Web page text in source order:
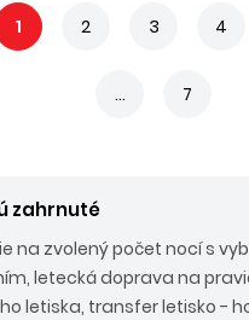
1 2 3 4
... 7
zahrnuté
na zvolený počet nocí s
letecká doprava na
letiska, transfer letisko -